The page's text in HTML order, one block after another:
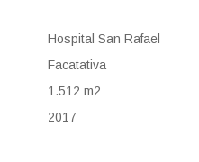
Hospital San Rafael
Facatativa
1.512 m2
2017